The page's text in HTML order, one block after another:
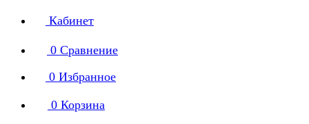
Кабинет
0 Сравнение
0 Избранное
0 Корзина